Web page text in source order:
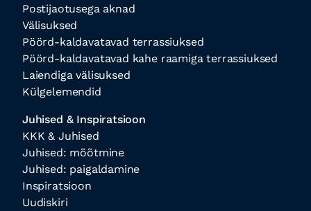
Postijaotusega aknad
Välisuksed
Pöörd-kaldavatavad terrassiuksed
Pöörd-kaldavatavad kahe raamiga terrassiuksed
Laiendiga välisuksed
Külgelemendid
Juhised & Inspiratsioon
KKK & Juhised
Juhised: mõõtmine
Juhised: paigaldamine
Inspiratsioon
Uudiskiri